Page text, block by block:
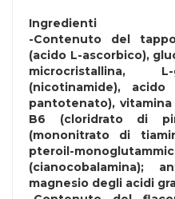
Ingredienti
-Contenuto del
(acido L-ascorbico),
microcristallina,
(nicotinamide),
pantotenato),
B6 (cloridrato di
(mononitrato di
pteroil-
(cianocobalamina);
magnesio degli acidi